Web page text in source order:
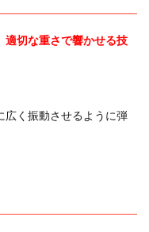
適切な重さで響かせる技
広く振動させるように弾